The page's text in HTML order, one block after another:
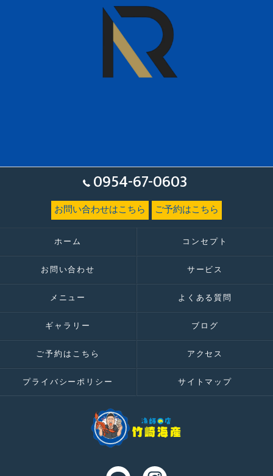
0954-67-0603
お問い合わせはこちら ご予約はこちら
ホーム コンセプト
お問い合わせ サービス
メニュー よくある質問
ギャラリー ブログ
ご予約はこちら アクセス
プライバシーポリシー サイトマップ